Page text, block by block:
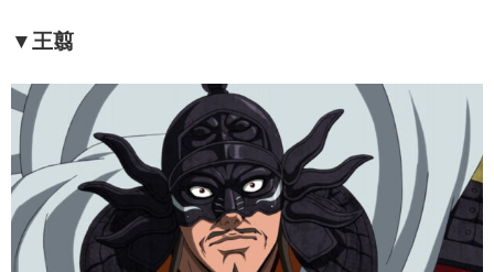
▼王翦